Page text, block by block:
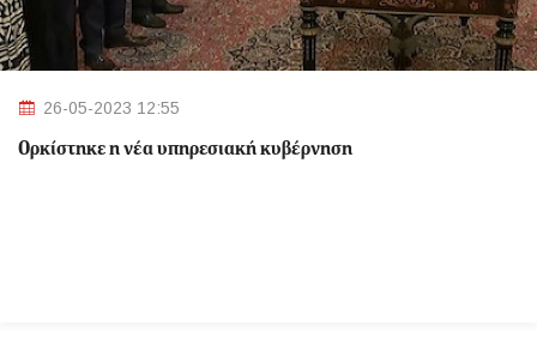
26-05-2023 12:55
Ορκίστηκε η νέα υπηρεσιακή κυβέρνηση